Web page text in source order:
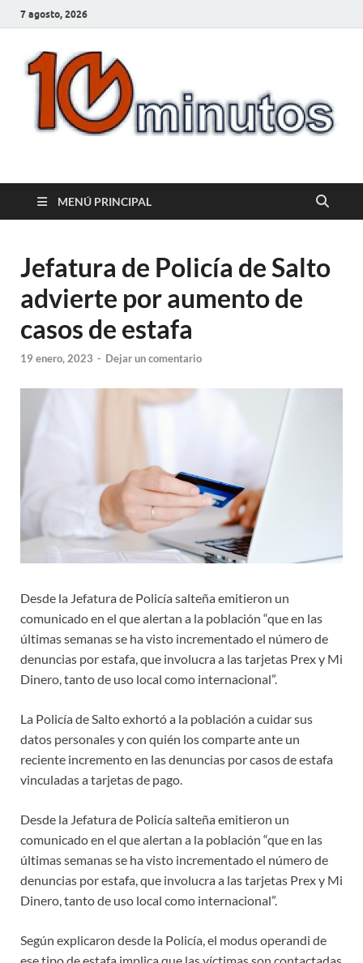
7 agosto, 2026
10minutos.com.uy
MENÚ PRINCIPAL
Jefatura de Policía de Salto
advierte por aumento de
casos de estafa
19 enero, 2023 - Dejar un comentario
Desde la Jefatura de Policía salteña emitieron un
comunicado en el que alertan a la población “que en las
últimas semanas se ha visto incrementado el número de
denuncias por estafa, que involucra a las tarjetas Prex y Mi
Dinero, tanto de uso local como internacional”.
La Policía de Salto exhortó a la población a cuidar sus
datos personales y con quién los comparte ante un
reciente incremento en las denuncias por casos de estafa
vinculadas a tarjetas de pago.
Desde la Jefatura de Policía salteña emitieron un
comunicado en el que alertan a la población “que en las
últimas semanas se ha visto incrementado el número de
denuncias por estafa, que involucra a las tarjetas Prex y Mi
Dinero, tanto de uso local como internacional”.
Según explicaron desde la Policía, el modus operandi de